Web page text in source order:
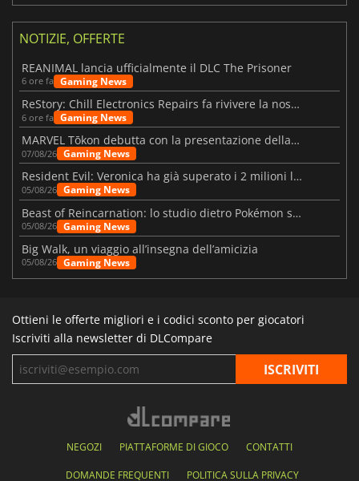
NOTIZIE, OFFERTE
REANIMAL lancia ufficialmente il DLC The Prisoner
6 ore fa Gaming News
ReStory: Chill Electronics Repairs fa rivivere la nostalgia degli anni 2000
6 ore fa Gaming News
MARVEL Tōkon debutta con la presentazione della roadmap per il primo anno
07/08/26 Gaming News
Resident Evil: Veronica ha già superato i 2 milioni liste dei desideri
05/08/26 Gaming News
Beast of Reincarnation: lo studio dietro Pokémon su una nuova strada
05/08/26 Gaming News
Big Walk, un viaggio all’insegna dell’amicizia
05/08/26 Gaming News
Ottieni le offerte migliori e i codici sconto per giocatori
Iscriviti alla newsletter di DLCompare
NEGOZI PIATTAFORME DI GIOCO CONTATTI
DOMANDE FREQUENTI POLITICA SULLA PRIVACY